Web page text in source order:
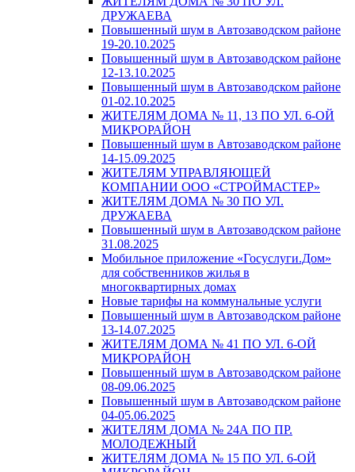
ДРУЖАЕВА
Повышенный шум в Автозаводском районе
19-20.10.2025
Повышенный шум в Автозаводском районе
12-13.10.2025
Повышенный шум в Автозаводском районе
01-02.10.2025
ЖИТЕЛЯМ ДОМА № 11, 13 ПО УЛ. 6-ОЙ
МИКРОРАЙОН
Повышенный шум в Автозаводском районе
14-15.09.2025
ЖИТЕЛЯМ УПРАВЛЯЮЩЕЙ
КОМПАНИИ ООО «СТРОЙМАСТЕР»
ЖИТЕЛЯМ ДОМА № 30 ПО УЛ.
ДРУЖАЕВА
Повышенный шум в Автозаводском районе
31.08.2025
Мобильное приложение «Госуслуги.Дом»
для собственников жилья в
многоквартирных домах
Новые тарифы на коммунальные услуги
Повышенный шум в Автозаводском районе
13-14.07.2025
ЖИТЕЛЯМ ДОМА № 41 ПО УЛ. 6-ОЙ
МИКРОРАЙОН
Повышенный шум в Автозаводском районе
08-09.06.2025
Повышенный шум в Автозаводском районе
04-05.06.2025
ЖИТЕЛЯМ ДОМА № 24А ПО ПР.
МОЛОДЕЖНЫЙ
ЖИТЕЛЯМ ДОМА № 15 ПО УЛ. 6-ОЙ